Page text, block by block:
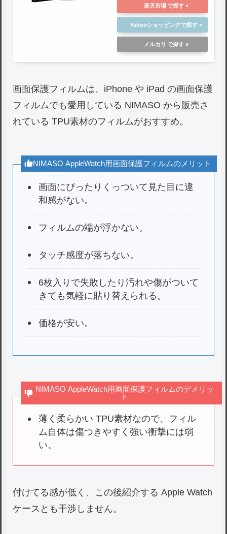
楽天市場
Yahooショッピング
メルカリ
画面保護フィルムは、iPhone や iPad の画面保護
フィルムでも愛用している NIMASO から販売さ
れている TPU素材のフィルムがおすすめ。
NIMASO AppleWatch用画面保護フィルムのメリット
画面にぴったりくっついて見た目に違
和感がない。
フィルムの端が浮かない。
タッチ感度が落ちない。
6枚入りで失敗したり汚れや傷がついて
きても気軽に貼り替えられる。
価格が安い。
NIMASO AppleWatch用画面保護フィルムのデメリッ
ト
薄く柔らかい TPU素材なので、フィル
ム自体は傷つきやすく強い衝撃には弱
い。
付けてる感が低く、この後紹介する Apple Watch
ケースとも干渉しません。